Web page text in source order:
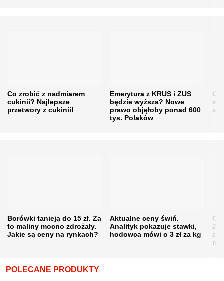
Co zrobić z nadmiarem
cukinii? Najlepsze
przetwory z cukinii!
Emerytura z KRUS i ZUS
będzie wyższa? Nowe
prawo objęłoby ponad 600
tys. Polaków
w
Borówki tanieją do 15 zł. Za
to maliny mocno zdrożały.
Jakie są ceny na rynkach?
Aktualne ceny świń.
Analityk pokazuje stawki,
hodowca mówi o 3 zł za kg
POLECANE PRODUKTY